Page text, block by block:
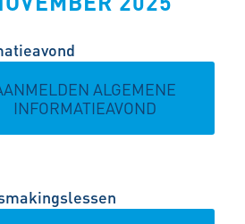
ALGEMENE
INFORMATIEAVOND